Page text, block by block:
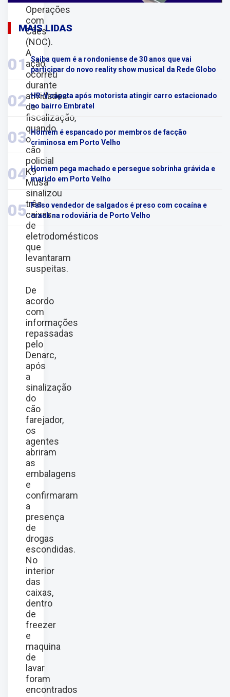
Operações
com
Cães
(NOC).
A
ação
ocorreu
durante
atividades
de
fiscalização,
quando
o
cão
policial
K9
Musa
sinalizou
três
caixas
de
eletrodomésticos
que
levantaram
suspeitas.
De
acordo
com
informações
repassadas
pelo
Denarc,
após
a
sinalização
do
cão
farejador,
os
agentes
abriram
as
embalagens
e
confirmaram
a
presença
de
drogas
escondidas.
No
interior
das
caixas,
dentro
de
freezer
e
maquina
de
lavar
foram
encontrados
MAIS LIDAS
01 Saiba quem é a rondoniense de 30 anos que vai
participar do novo reality show musical da Rede Globo
02 HR-V capota após motorista atingir carro estacionado
no bairro Embratel
03
Homem é espancado por membros de facção
criminosa em Porto Velho
04
Homem pega machado e persegue sobrinha grávida e
marido em Porto Velho
05 Falso vendedor de salgados é preso com cocaína e
crack na rodoviária de Porto Velho